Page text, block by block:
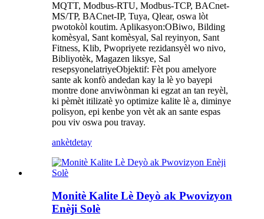
MQTT, Modbus-RTU, Modbus-TCP, BACnet-
MS/TP, BACnet-IP, Tuya, Qlear, oswa lòt
pwotokòl koutim. Aplikasyon:OBiwo, Bilding
komèsyal, Sant komèsyal, Sal reyinyon, Sant
Fitness, Klib, Pwopriyete rezidansyèl wo nivo,
Bibliyotèk, Magazen liksye, Sal
resepsyonelatriyeObjektif: Fèt pou amelyore
sante ak konfò andedan kay la lè yo bayepi
montre done anviwònman ki egzat an tan reyèl,
ki pèmèt itilizatè yo optimize kalite lè a, diminye
polisyon, epi kenbe yon vèt ak an sante espas
pou viv oswa pou travay.
ankètdetay
Monitè Kalite Lè Deyò ak Pwovizyon
Enèji Solè